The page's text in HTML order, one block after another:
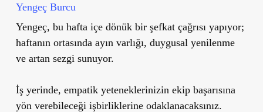
Yengeç Burcu
Yengeç, bu hafta içe dönük bir şefkat çağrısı yapıyor;
haftanın ortasında ayın varlığı, duygusal yenilenme
ve artan sezgi sunuyor.
İş yerinde, empatik yeteneklerinizin ekip başarısına
yön verebileceği işbirliklerine odaklanacaksınız.